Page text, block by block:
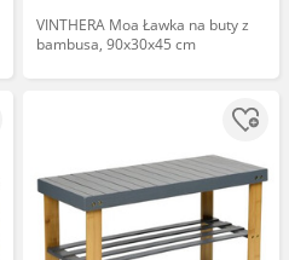
VINTHERA Moa Ławka na buty z
bambusa, 90x30x45 cm